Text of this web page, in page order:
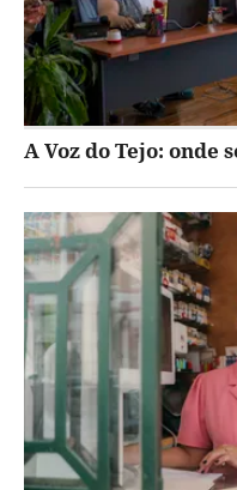
A Voz do Tejo: onde